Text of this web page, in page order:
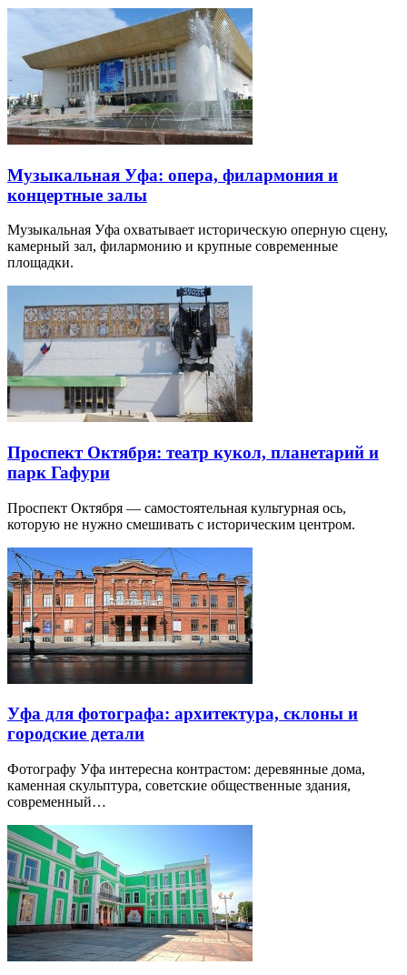
Музыкальная Уфа: опера, филармония и
концертные залы
Музыкальная Уфа охватывает историческую оперную сцену,
камерный зал, филармонию и крупные современные
площадки.
Проспект Октября: театр кукол, планетарий и
парк Гафури
Проспект Октября — самостоятельная культурная ось,
которую не нужно смешивать с историческим центром.
Уфа для фотографа: архитектура, склоны и
городские детали
Фотографу Уфа интересна контрастом: деревянные дома,
каменная скульптура, советские общественные здания,
современный…